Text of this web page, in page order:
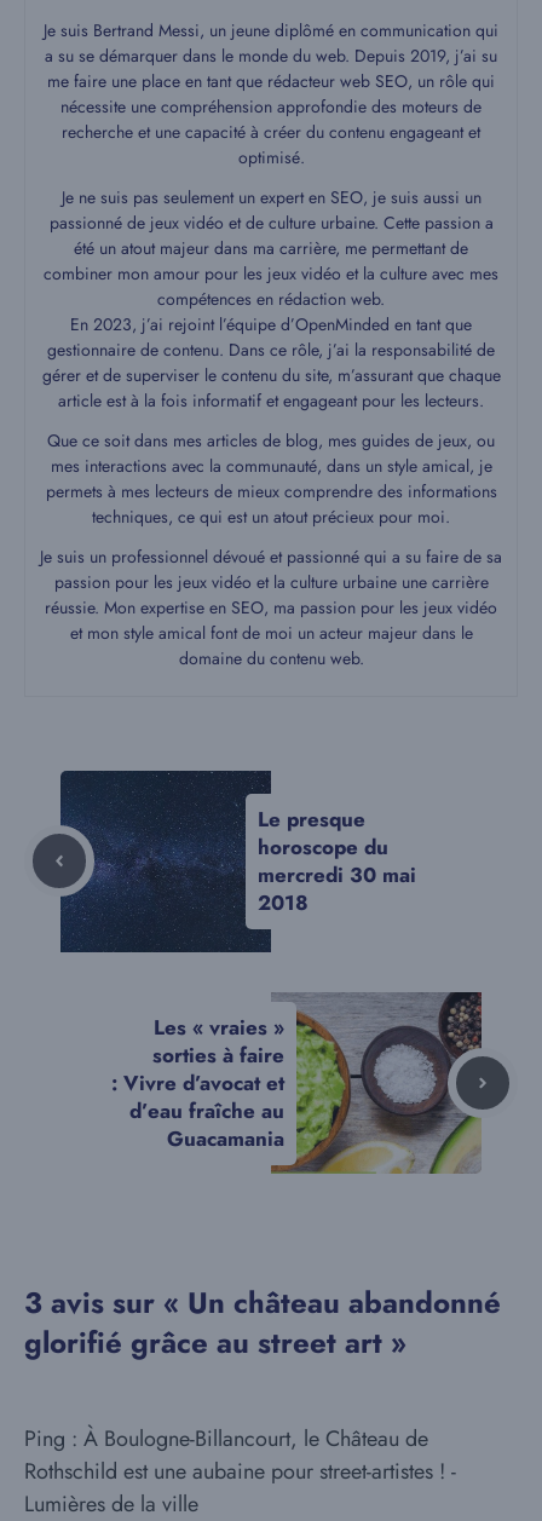
Je suis Bertrand Messi, un jeune diplômé en communication qui
a su se démarquer dans le monde du web. Depuis 2019, j’ai su
me faire une place en tant que rédacteur web SEO, un rôle qui
nécessite une compréhension approfondie des moteurs de
recherche et une capacité à créer du contenu engageant et
optimisé.
Je ne suis pas seulement un expert en SEO, je suis aussi un
passionné de jeux vidéo et de culture urbaine. Cette passion a
été un atout majeur dans ma carrière, me permettant de
combiner mon amour pour les jeux vidéo et la culture avec mes
compétences en rédaction web.
En 2023, j’ai rejoint l’équipe d’OpenMinded en tant que
gestionnaire de contenu. Dans ce rôle, j’ai la responsabilité de
gérer et de superviser le contenu du site, m’assurant que chaque
article est à la fois informatif et engageant pour les lecteurs.
Que ce soit dans mes articles de blog, mes guides de jeux, ou
mes interactions avec la communauté, dans un style amical, je
permets à mes lecteurs de mieux comprendre des informations
techniques, ce qui est un atout précieux pour moi.
Je suis un professionnel dévoué et passionné qui a su faire de sa
passion pour les jeux vidéo et la culture urbaine une carrière
réussie. Mon expertise en SEO, ma passion pour les jeux vidéo
et mon style amical font de moi un acteur majeur dans le
domaine du contenu web.
Le presque
horoscope du
mercredi 30 mai
2018
Les « vraies »
sorties à faire
: Vivre d’avocat et
d’eau fraîche au
Guacamania
3 avis sur « Un château abandonné
glorifié grâce au street art »
Ping : À Boulogne-Billancourt, le Château de
Rothschild est une aubaine pour street-artistes ! -
Lumières de la ville